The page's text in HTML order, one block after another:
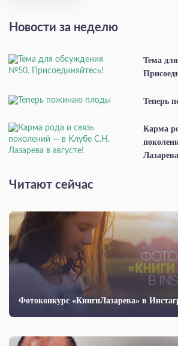
Новости за неделю
Тема
Теперь
Карма
Читают сейчас
Фотоконкурс «КнигиЛазарева» в